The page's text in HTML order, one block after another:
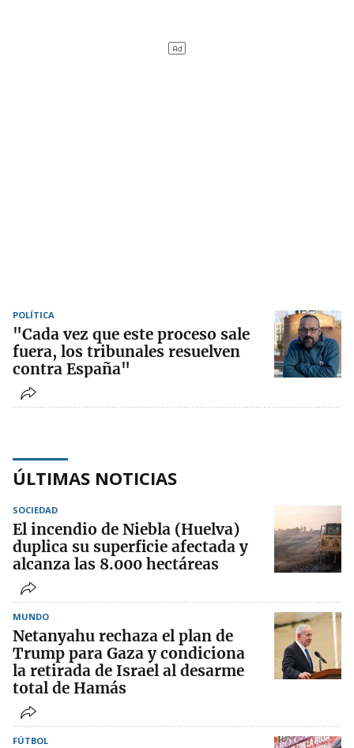
POLÍTICA
"Cada vez que este proceso sale
fuera, los tribunales resuelven
contra España"
ÚLTIMAS NOTICIAS
SOCIEDAD
El incendio de Niebla (Huelva)
duplica su superficie afectada y
alcanza las 8.000 hectáreas
MUNDO
Netanyahu rechaza el plan de
Trump para Gaza y condiciona
la retirada de Israel al desarme
total de Hamás
FÚTBOL